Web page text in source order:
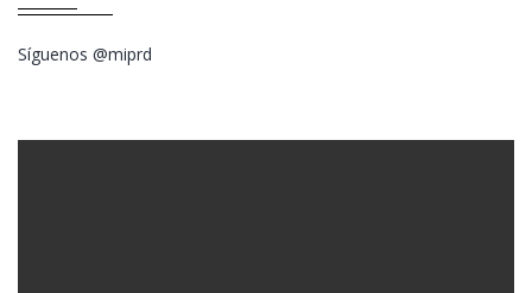
Síguenos @miprd